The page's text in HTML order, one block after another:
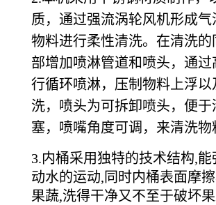
质，通过强流涡轮风机形成
物料进行柔性清洗。在清洗的
部增加喷淋管道和喷头，通过
行循环喷淋，压制物料上浮以
洗，喷头为可拆卸喷头，便
塞，喷嘴角度可调，来清洗物
3.内桶采用独特的技术结构,
动水的运动,同时内桶表面摩
果蔬,洗得干净又不至于破坏果